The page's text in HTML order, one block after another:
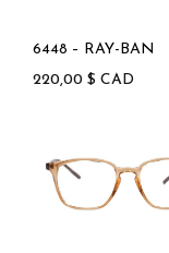
6448 – RAY-BAN
220,00 $ CAD